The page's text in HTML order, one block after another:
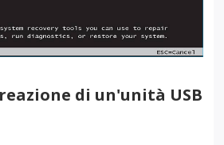
di un'unità USB